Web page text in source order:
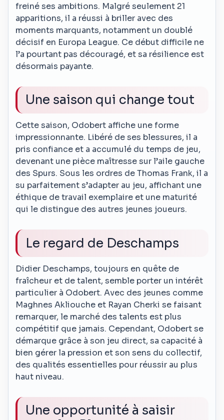
freiné ses ambitions. Malgré seulement 21
apparitions, il a réussi à briller avec des
moments marquants, notamment un doublé
décisif en Europa League. Ce début difficile ne
l’a pourtant pas découragé, et sa résilience est
désormais payante.
Une saison qui change tout
Cette saison, Odobert affiche une forme
impressionnante. Libéré de ses blessures, il a
pris confiance et a accumulé du temps de jeu,
devenant une pièce maîtresse sur l’aile gauche
des Spurs. Sous les ordres de Thomas Frank, il a
su parfaitement s’adapter au jeu, affichant une
éthique de travail exemplaire et une maturité
qui le distingue des autres jeunes joueurs.
Le regard de Deschamps
Didier Deschamps, toujours en quête de
fraîcheur et de talent, semble porter un intérêt
particulier à Odobert. Avec des jeunes comme
Maghnes Akliouche et Rayan Cherki se faisant
remarquer, le marché des talents est plus
compétitif que jamais. Cependant, Odobert se
démarque grâce à son jeu direct, sa capacité à
bien gérer la pression et son sens du collectif,
des qualités essentielles pour réussir au plus
haut niveau.
Une opportunité à saisir